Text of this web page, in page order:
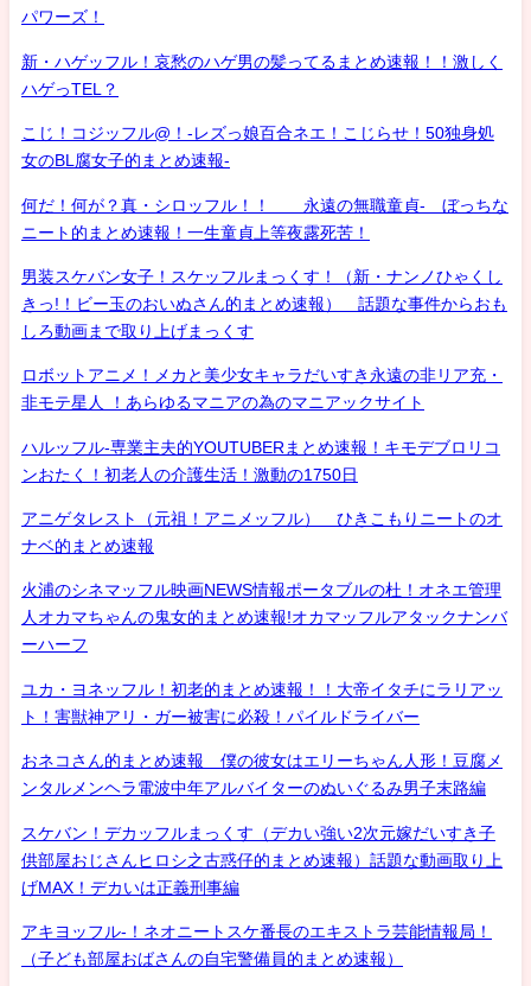
パワーズ！
新・ハゲッフル！哀愁のハゲ男の髪ってるまとめ速報！！激しく
ハゲっTEL？
こじ！コジッフル@！-レズっ娘百合ネエ！こじらせ！50独身処
女のBL腐女子的まとめ速報-
何だ！何が？真・シロッフル！！ 永遠の無職童貞- ぼっちな
ニート的まとめ速報！一生童貞上等夜露死苦！
男装スケバン女子！スケッフルまっくす！（新・ナンノひゃくし
きっ!！ビー玉のおいぬさん的まとめ速報） 話題な事件からおも
しろ動画まで取り上げまっくす
ロボットアニメ！メカと美少女キャラだいすき永遠の非リア充・
非モテ星人 ！あらゆるマニアの為のマニアックサイト
ハルッフル-専業主夫的YOUTUBERまとめ速報！キモデブロリコ
ンおたく！初老人の介護生活！激動の1750日
アニゲタレスト（元祖！アニメッフル） ひきこもりニートのオ
ナベ的まとめ速報
火浦のシネマッフル映画NEWS情報ポータブルの杜！オネエ管理
人オカマちゃんの鬼女的まとめ速報!オカマッフルアタックナンバ
ーハーフ
ユカ・ヨネッフル！初老的まとめ速報！！大帝イタチにラリアッ
ト！害獣神アリ・ガー被害に必殺！パイルドライバー
おネコさん的まとめ速報 僕の彼女はエリーちゃん人形！豆腐メ
ンタルメンヘラ電波中年アルバイターのぬいぐるみ男子末路編
スケバン！デカッフルまっくす（デカい強い2次元嫁だいすき子
供部屋おじさんヒロシ之古惑仔的まとめ速報）話題な動画取り上
げMAX！デカいは正義刑事編
アキヨッフル-！ネオニートスケ番長のエキストラ芸能情報局！
（子ども部屋おばさんの自宅警備員的まとめ速報）